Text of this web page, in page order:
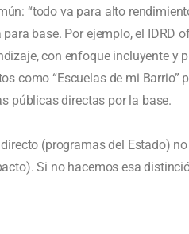
“todo va para alto
base. Por ejemplo, el IDRD
con enfoque incluyente y
como “Escuelas de mi Barrio”
públicas directas por la base.
(programas del Estado)
Si no hacemos esa